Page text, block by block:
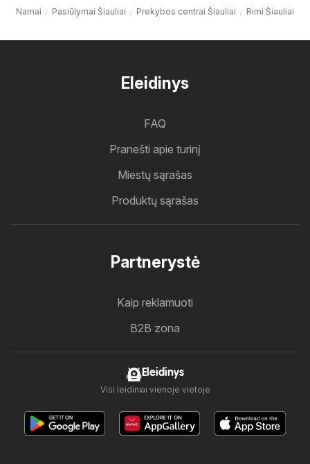
Namai Pasiūlymai Šiauliai Prekybos centrai Šiauliai Rimi Šiauliai
Eleidinys
FAQ
Pranešti apie turinį
Miestų sąrašas
Produktų sąrašas
Partnerystė
Kaip reklamuoti
B2B zona
Eleidinys
Visi leidiniai vienoje vietoje